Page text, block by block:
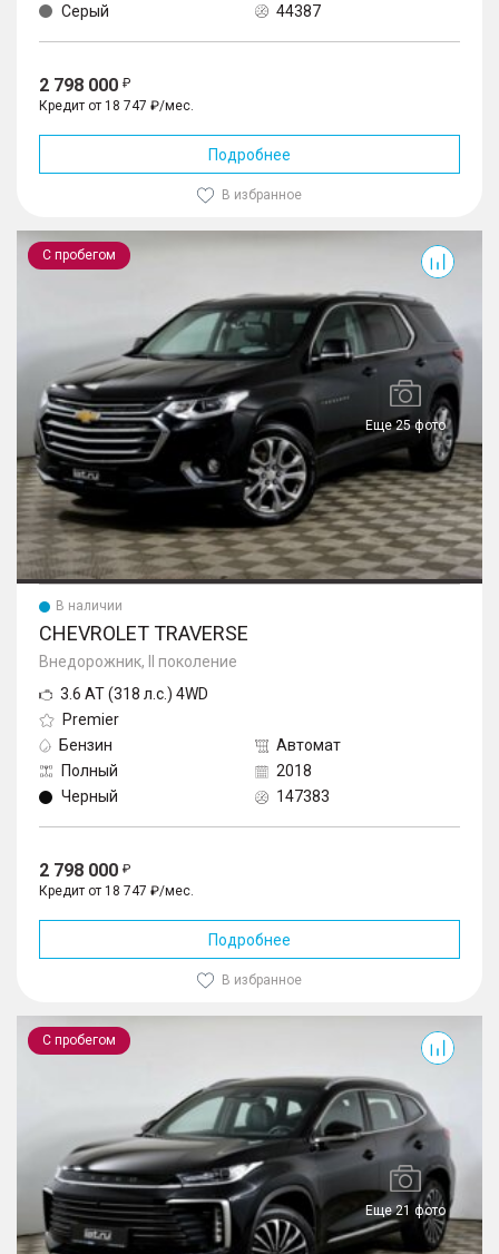
Серый
44387
2 798 000
Кредит от 18 747 ₽/мес.
Подробнее
В избранное
С пробегом
Еще 25 фото
Traverse
В наличии
CHEVROLET TRAVERSE
Внедорожник, II поколение
3.6 AT (318 л.с.) 4WD
Premier
Бензин
Автомат
Полный
2018
Черный
147383
2 798 000
Кредит от 18 747 ₽/мес.
Подробнее
В избранное
С пробегом
Еще 21 фото
TXL